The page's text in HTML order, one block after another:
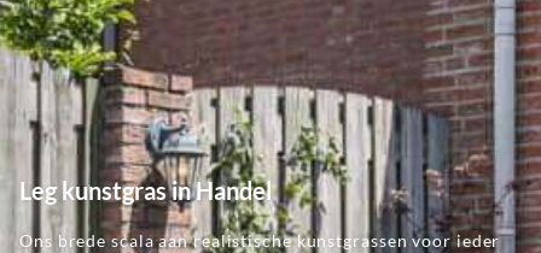
Leg kunstgras in Handel
Ons brede scala aan realistische kunstgrassen voor ieder